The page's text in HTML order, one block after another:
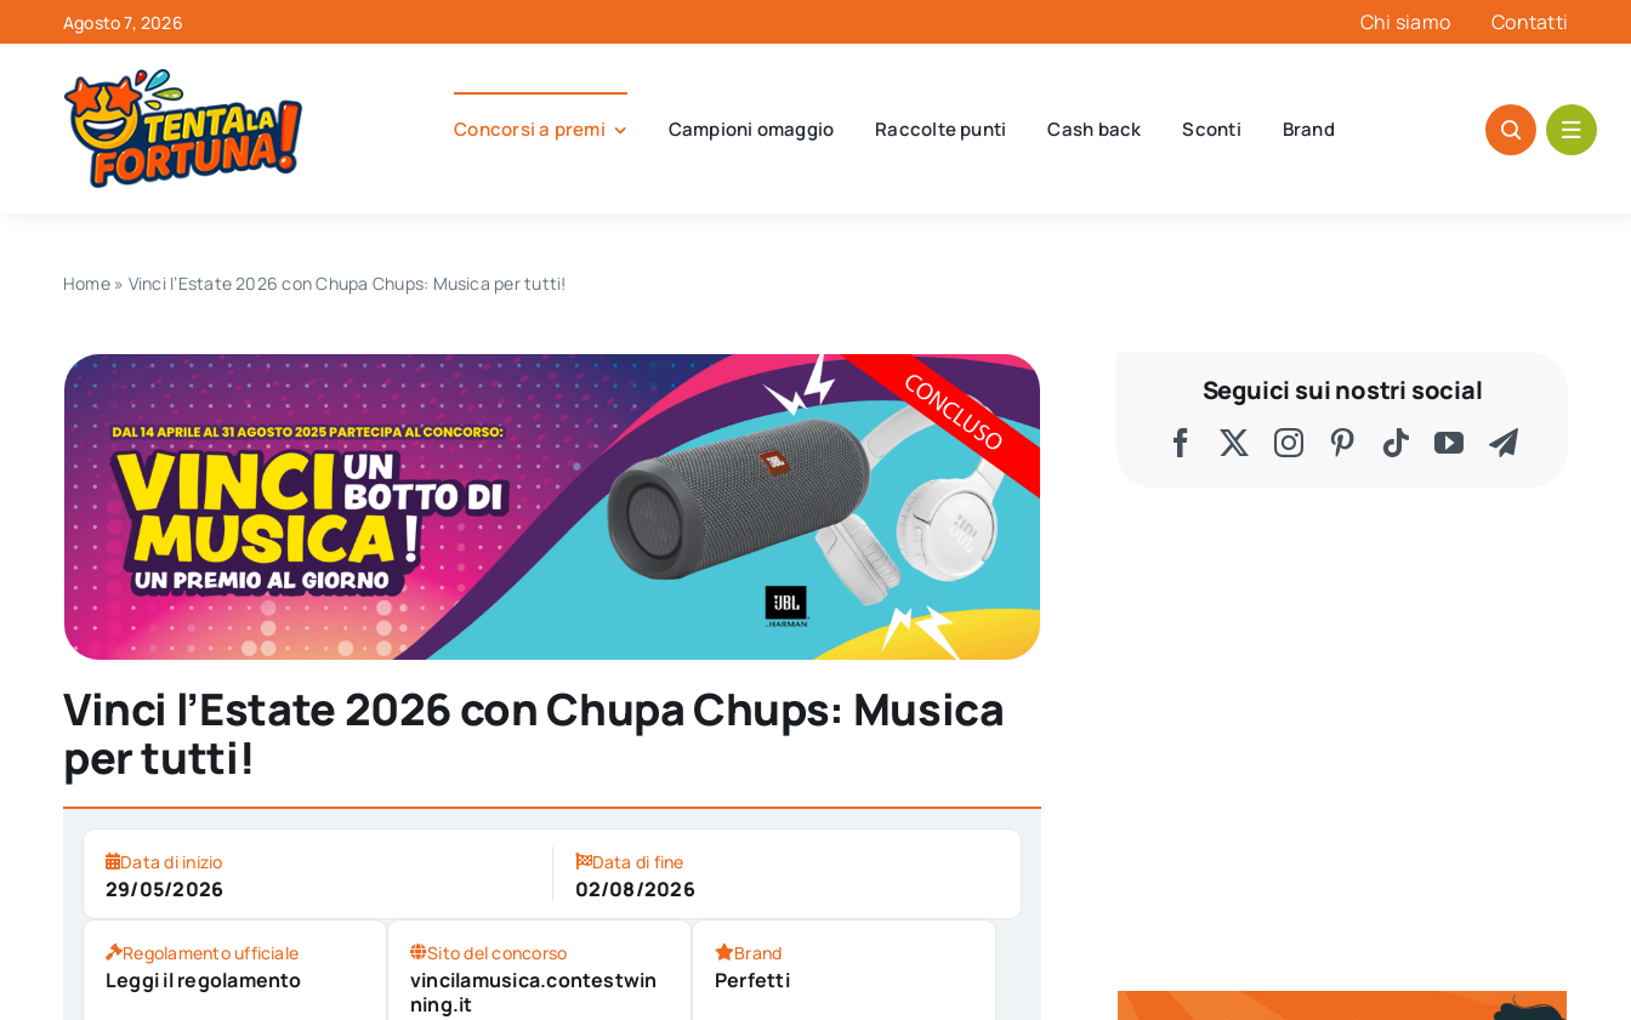
al
contenuto
Agosto 7, 2026 Chi siamo Contatti
Concorsi a premi Campioni omaggio Raccolte punti Cash back Sconti Brand
Home» Vinci l’Estate 2026 con Chupa Chups: Musica per tutti!
Vinci l’Estate 2026 con Chupa Chups: Musica
per tutti!
Data di inizio
29/05/2026
Data di fine
02/08/2026
Regolamento ufficiale
Leggi il regolamento
Sito del concorso
vincilamusica.contestwin
ning.it
Brand
Perfetti
Seguici sui nostri social